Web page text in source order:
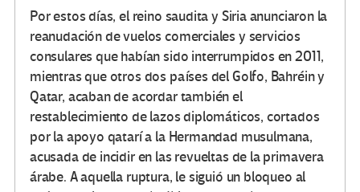
Por estos días, el reino saudita y Siria anunciaron la
reanudación de vuelos comerciales y servicios
consulares que habían sido interrumpidos en 2011,
mientras que otros dos países del Golfo, Bahréin y
Qatar, acaban de acordar también el
restablecimiento de lazos diplomáticos, cortados
por la apoyo qatarí a la Hermandad musulmana,
acusada de incidir en las revueltas de la primavera
árabe. A aquella ruptura, le siguió un bloqueo al